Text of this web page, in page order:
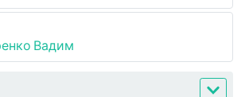
Вадим